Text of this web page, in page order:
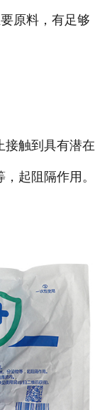
原料，有足够
触到具有潜在
起阻隔作用。